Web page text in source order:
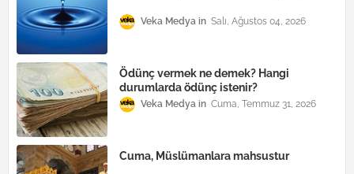
Veka Medya Salı, Ağustos 04, 2026
Ödünç vermek ne demek? Hangi
durumlarda ödünç istenir?
Veka Medya Cuma, Temmuz 31, 2026
Cuma, Müslümanlara mahsustur